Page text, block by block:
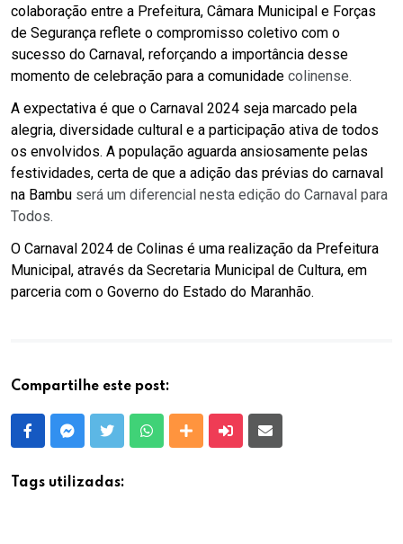
colaboração entre a Prefeitura, Câmara Municipal e Forças
de Segurança reflete o compromisso coletivo com o
sucesso do Carnaval, reforçando a importância desse
momento de celebração para a comunidade colinense.
A expectativa é que o Carnaval 2024 seja marcado pela
alegria, diversidade cultural e a participação ativa de todos
os envolvidos. A população aguarda ansiosamente pelas
festividades, certa de que a adição das prévias do carnaval
na Bambu será um diferencial nesta edição do Carnaval para
Todos.
O Carnaval 2024 de Colinas é uma realização da Prefeitura
Municipal, através da Secretaria Municipal de Cultura, em
parceria com o Governo do Estado do Maranhão.
Compartilhe este post:
FacebookMessenger
Twitter WhatsappOutras MídiasEnviar para um amigo
Tags utilizadas: